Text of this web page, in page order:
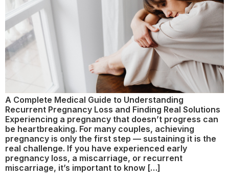
A Complete Medical Guide to Understanding
Recurrent Pregnancy Loss and Finding Real Solutions
Experiencing a pregnancy that doesn’t progress can
be heartbreaking. For many couples, achieving
pregnancy is only the first step — sustaining it is the
real challenge. If you have experienced early
pregnancy loss, a miscarriage, or recurrent
miscarriage, it’s important to know […]